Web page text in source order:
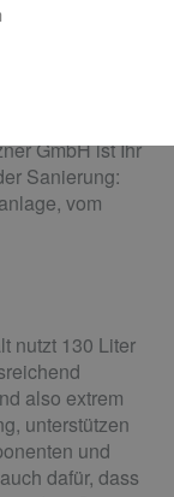
GmbH ist Ihr
Sanierung:
vom
nutzt 130 Liter
also extrem
unterstützen
und
dafür, dass